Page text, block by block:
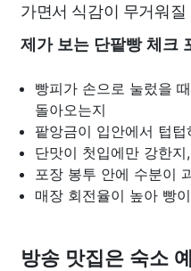
가면서 식감이 무거워
제가 보는 단팥빵 체크
빵피가 손으로 눌렀을
돌아오는지
팥앙금이 입안에서 텁
단맛이 첫입에만 강한
포장 봉투 안에 수분이
매장 회전율이 높아 빵
방송 맛집은 숙소